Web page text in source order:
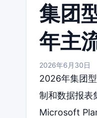
集团
年主
2026年6月30日
2026年集团
制和数据报表
Microsoft